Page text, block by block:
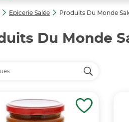
Epicerie Salée Produits Du Monde
Du Monde